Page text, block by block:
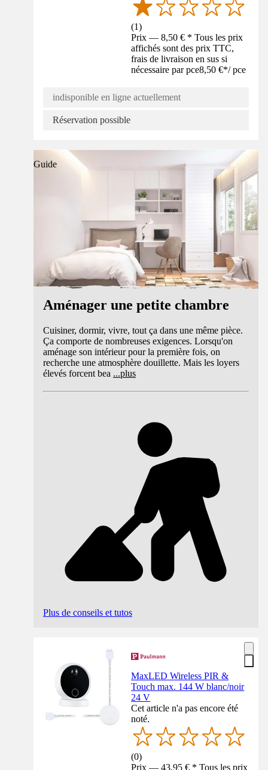
(1)
Prix — 8,50 € * Tous les prix
affichés sont des prix TTC,
frais de livraison en sus si
nécessaire par pce8,50 €*/ pce
indisponible en ligne actuellement
Réservation possible
Guide
Aménager une petite chambre
Cuisiner, dormir, vivre, tout ça dans une même pièce.
Ça comporte de nombreuses exigences. Lorsqu'on
aménage son intérieur pour la première fois, on
recherche une atmosphère douillette. Mais les loyers
élevés forcent bea ...plus
Plus de conseils et tutos
MaxLED Wireless PIR &
Touch max. 144 W blanc/noir
24 V
Cet article n'a pas encore été
noté.
(0)
Prix — 43,95 € * Tous les prix